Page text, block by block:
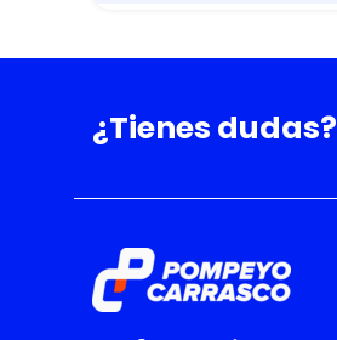
¿Tienes dudas?